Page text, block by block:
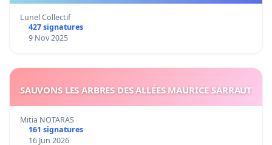
Lunel Collectif
427 signatures
9 Nov 2025
SAUVONS LES ARBRES DES ALLÉES MAURICE SARRAUT
Mitia NOTARAS
161 signatures
16 Jun 2026